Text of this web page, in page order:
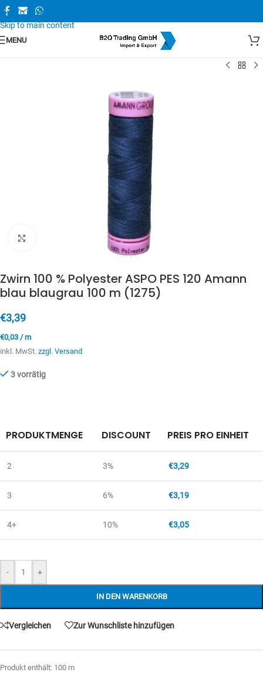
Skip to navigation
Skip to main content
MENU
Zum Vergrößern anklicken
Zwirn 100 % Polyester ASPO PES 120 Amann
blau blaugrau 100 m (1275)
€3,39
€0,03 /m
inkl. MwSt. zzgl. Versand
3 vorrätig
- +
IN DEN WARENKORB
PRODUKTMENGE DISCOUNT PREIS PRO EINHEIT
2 3% €3,29
3 6% €3,19
4+ 10% €3,05
Vergleichen Zur Wunschliste hinzufügen
Produkt enthält: 100 m